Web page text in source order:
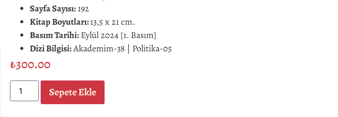
Sayfa Sayısı:192
Kitap Boyutları:13,5 x 21 cm.
Basım Tarihi: Eylül 2024 [1. Basım]
Dizi Bilgisi:Akademim-38 | Politika-05
₺300.00
Sepete Ekle